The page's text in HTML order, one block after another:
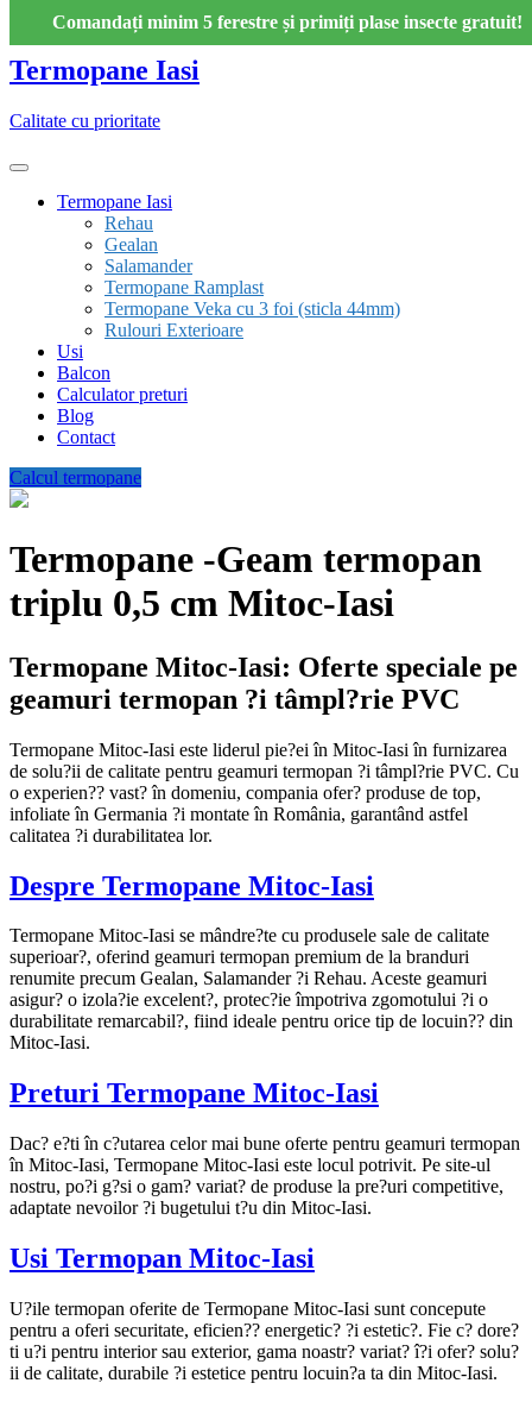
Comandați minim 5 ferestre și primiți plase insecte gratuit!
content
Termopane Iasi
Calitate cu prioritate
Termopane Iasi
Rehau
Gealan
Salamander
Termopane Ramplast
Termopane Veka cu 3 foi (sticla 44mm)
Rulouri Exterioare
Usi
Balcon
Calculator preturi
Blog
Contact
Calcul termopane
Termopane -Geam termopan
triplu 0,5 cm Mitoc-Iasi
Termopane Mitoc-Iasi: Oferte speciale pe
geamuri termopan ?i tâmpl?rie PVC
Termopane Mitoc-Iasi este liderul pie?ei în Mitoc-Iasi în furnizarea
de solu?ii de calitate pentru geamuri termopan ?i tâmpl?rie PVC. Cu
o experien?? vast? în domeniu, compania ofer? produse de top,
infoliate în Germania ?i montate în România, garantând astfel
calitatea ?i durabilitatea lor.
Despre Termopane Mitoc-Iasi
Termopane Mitoc-Iasi se mândre?te cu produsele sale de calitate
superioar?, oferind geamuri termopan premium de la branduri
renumite precum Gealan, Salamander ?i Rehau. Aceste geamuri
asigur? o izola?ie excelent?, protec?ie împotriva zgomotului ?i o
durabilitate remarcabil?, fiind ideale pentru orice tip de locuin?? din
Mitoc-Iasi.
Preturi Termopane Mitoc-Iasi
Dac? e?ti în c?utarea celor mai bune oferte pentru geamuri termopan
în Mitoc-Iasi, Termopane Mitoc-Iasi este locul potrivit. Pe site-ul
nostru, po?i g?si o gam? variat? de produse la pre?uri competitive,
adaptate nevoilor ?i bugetului t?u din Mitoc-Iasi.
Usi Termopan Mitoc-Iasi
U?ile termopan oferite de Termopane Mitoc-Iasi sunt concepute
pentru a oferi securitate, eficien?? energetic? ?i estetic?. Fie c? dore?
ti u?i pentru interior sau exterior, gama noastr? variat? î?i ofer? solu?
ii de calitate, durabile ?i estetice pentru locuin?a ta din Mitoc-Iasi.